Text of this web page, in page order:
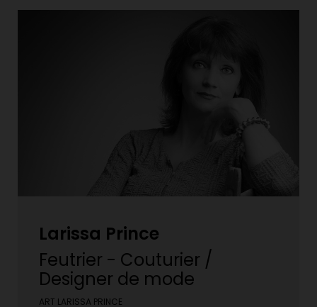
Larissa Prince
Feutrier - Couturier /
Designer de mode
ART LARISSA PRINCE